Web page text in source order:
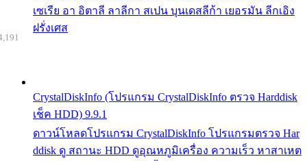
เซเรีย อา อิตาลี ลาลีกา สเปน บุนเดสลีก้า เยอรมัน ลีกเอิง
ฝรั่งเศส
CrystalDiskInfo (โปรแกรม CrystalDiskInfo ตรวจ Harddisk
เช็ค HDD) 9.9.1
ดาวน์โหลดโปรแกรม CrystalDiskInfo โปรแกรมตรวจ Har
ddisk ดู สถานะ HDD ดูอุณหภูมิเครื่อง ความเร็ว หาสาเหต